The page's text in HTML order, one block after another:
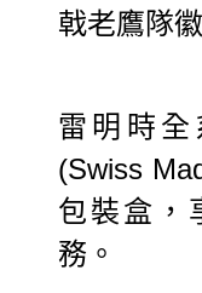
戟老鷹隊徽
雷明時
(Swiss
包裝盒，
務。